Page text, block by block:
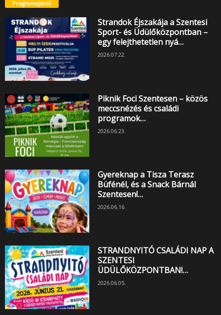
Programajánló
Strandok Éjszakája a Szentesi
Sport- és Üdülőközpontban –
egy felejthetetlen nyá…
2026.07.22.
Piknik Foci Szentesen – közös
meccsnézés és családi
programok…
2026.06.23.
Gyereknap a Tisza Terasz
Büfénél, és a Snack Bárnál
Szentesen!…
2026.06.16.
STRANDNYITÓ CSALÁDI NAP A
SZENTESI
ÜDÜLŐKÖZPONTBAN!…
2026.06.05.